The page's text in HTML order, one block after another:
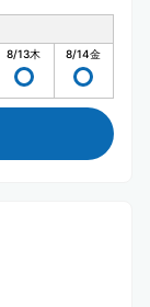
8/13木 8/14金